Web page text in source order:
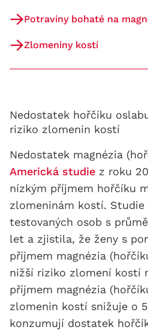
Potraviny bohaté na
Zlomeniny kostí
Nedostatek hořčíku
riziko zlomenin kostí
Nedostatek magnézia
Americká studie z roku
nízkým příjmem hořčíku
zlomeninám kostí. Studie
testovaných osob s
let a zjistila, že ženy s
příjmem magnézia
nižší riziko zlomení kostí
příjmem magnézia
zlomenin kostí snižuje o
konzumují dostatek